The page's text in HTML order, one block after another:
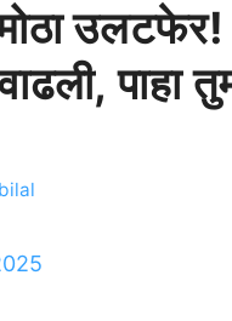
मोठा
पाहा